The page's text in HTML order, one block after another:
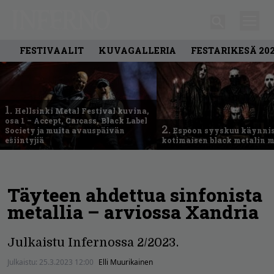
FESTIVAALIT KUVAGALLERIA FESTARIKESÄ
1. Hellsinki Metal Festival kuvina,
osa 1 – Accept, Carcass, Black Label
Society ja muita avauspäivän
esiintyjiä
2. Espoon syyskuu
kotimaisen black metalin
Täyteen ahdettua sinfonista
metallia – arviossa Xandria
Julkaistu Infernossa 2/2023.
Julkaistu: 25.3.2023 12:00 Elli Muurikainen